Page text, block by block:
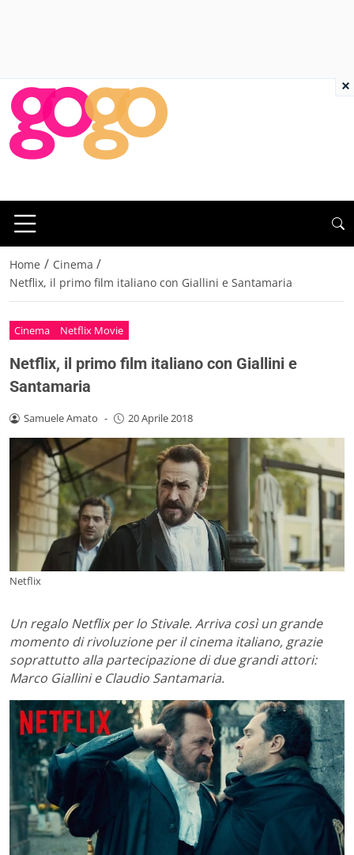
Home / Cinema /
Netflix, il primo film italiano con Giallini e Santamaria
Cinema Netflix Movie
Netflix, il primo film italiano con Giallini e
Santamaria
Samuele Amato - 20 Aprile 2018
Netflix
Un regalo Netflix per lo Stivale. Arriva così un grande
momento di rivoluzione per il cinema italiano, grazie
soprattutto alla partecipazione di due grandi attori:
Marco Giallini e Claudio Santamaria.
×